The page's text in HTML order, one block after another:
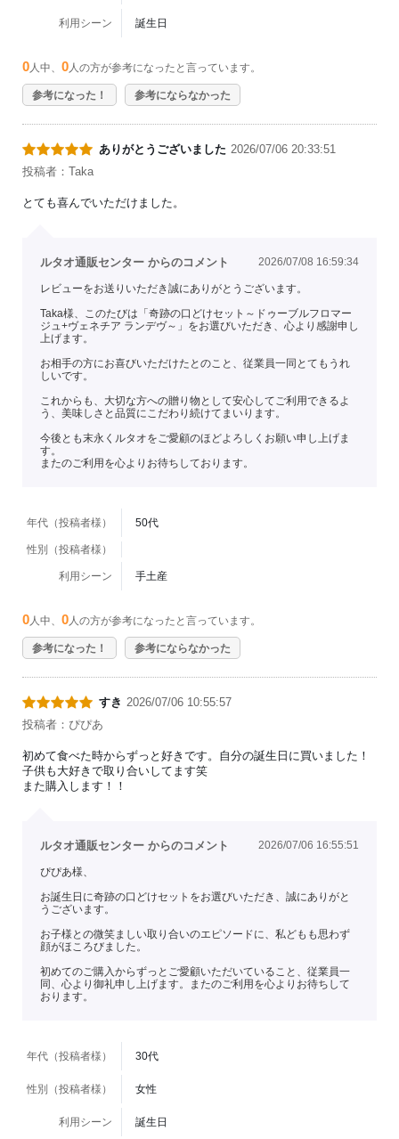
利用シーン 誕生日
0 人中、 0 人の方が参考になったと言っています。
参考になった！ 参考にならなかった
ありがとうございました 2026/07/06 20:33:51
投稿者：Taka
とても喜んでいただけました。
ルタオ通販センター からのコメント 2026/07/08 16:59:34
レビューをお送りいただき誠にありがとうございます。
Taka様、このたびは「奇跡の口どけセット～ドゥーブルフロマー
ジュ+ヴェネチア ランデヴ～」をお選びいただき、心より感謝申し
上げます。
お相手の方にお喜びいただけたとのこと、従業員一同とてもうれ
しいです。
これからも、大切な方への贈り物として安心してご利用できるよ
う、美味しさと品質にこだわり続けてまいります。
今後とも末永くルタオをご愛顧のほどよろしくお願い申し上げま
す。
またのご利用を心よりお待ちしております。
年代（投稿者様） 50代
性別（投稿者様）
利用シーン 手土産
0 人中、 0 人の方が参考になったと言っています。
参考になった！ 参考にならなかった
すき 2026/07/06 10:55:57
投稿者：ぴぴあ
初めて食べた時からずっと好きです。自分の誕生日に買いました！
子供も大好きで取り合いしてます笑
また購入します！！
ルタオ通販センター からのコメント 2026/07/06 16:55:51
ぴぴあ様、
お誕生日に奇跡の口どけセットをお選びいただき、誠にありがと
うございます。
お子様との微笑ましい取り合いのエピソードに、私どもも思わず
顔がほころびました。
初めてのご購入からずっとご愛顧いただいていること、従業員一
同、心より御礼申し上げます。またのご利用を心よりお待ちして
おります。
年代（投稿者様） 30代
性別（投稿者様） 女性
利用シーン 誕生日